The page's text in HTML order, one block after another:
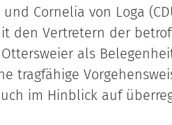
Cornelia von Loga
den Vertretern der
als
tragfähige
im Hinblick auf